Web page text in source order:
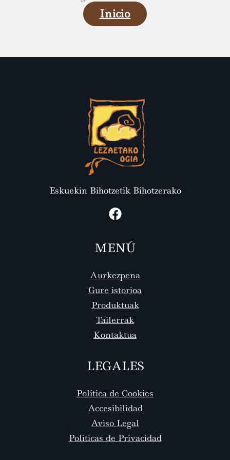
Inicio
Eskuekin Bihotzetik Bihotzerako
MENÚ
Aurkezpena
Gure istorioa
Produktuak
Tailerrak
Kontaktua
LEGALES
Política de Cookies
Accesibilidad
Aviso Legal
Políticas de Privacidad